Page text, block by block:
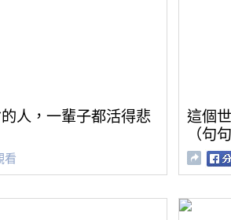
人，一輩子都活得悲
看
這個
（句